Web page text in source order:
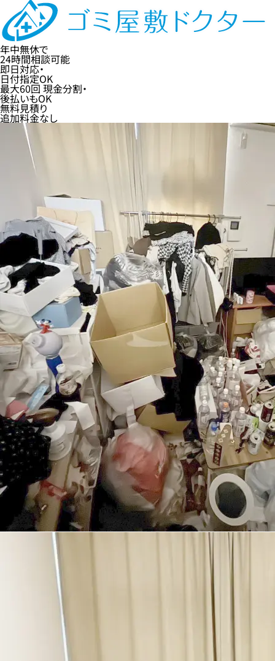
年中無休で
24時間相談可能
即日対応・
日付指定OK
最大60回 現金分割・
後払いもOK
無料見積り
追加料金なし